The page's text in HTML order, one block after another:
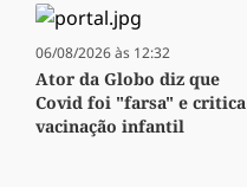
06/08/2026 às 12:32
Ator da Globo diz que
Covid foi "farsa" e critica
vacinação infantil